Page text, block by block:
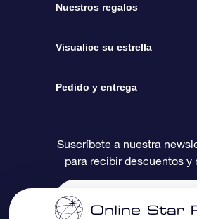
Atención
Contáctanos
Blog
Reseñas
Nuestros regalos
Regalo Estrella Online
Paquete de Regalo OSR
Tarjeta de Regalo OSR
Regalos empresariales
Visualice su estrella
Registro estelar
Página de Estrella
Un Millón de Estrellas
Pedido y entrega
Información de Pago
Información de Envío
Suscríbete a nuestra
para recibir descuentos y